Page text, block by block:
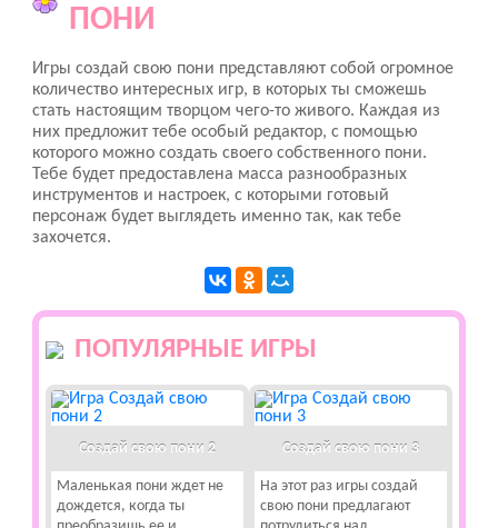
ПОНИ
Игры создай свою пони представляют собой огромное
количество интересных игр, в которых ты сможешь
стать настоящим творцом чего-то живого. Каждая из
них предложит тебе особый редактор, с помощью
которого можно создать своего собственного пони.
Тебе будет предоставлена масса разнообразных
инструментов и настроек, с которыми готовый
персонаж будет выглядеть именно так, как тебе
захочется.
ПОПУЛЯРНЫЕ ИГРЫ
Создай свою пони 2
Маленькая пони ждет не
дождется, когда ты
Создай свою пони 3
На этот раз игры создай
свою пони предлагают